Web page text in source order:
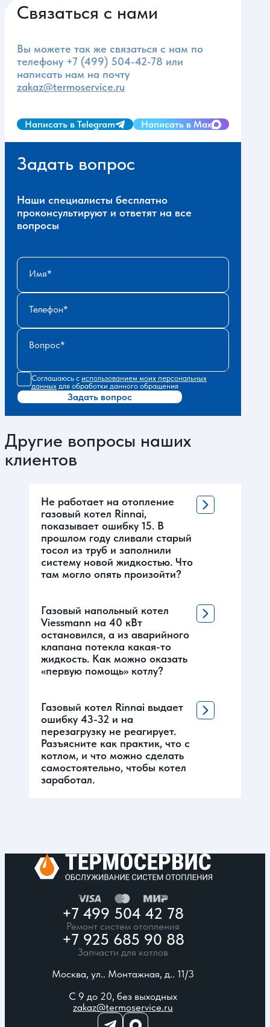
Связаться с нами
Вы можете так же связаться с нам по
телефону +7 (499) 504-42-78 или
написать нам на почту
zakaz@termoservice.ru
Написать в Telegram Написать в Max
Задать вопрос
Наши специалисты бесплатно
проконсультируют и ответят на все
вопросы
Имя
Телефон
Вопрос
Соглашаюсь с использованием моих персональных
данных для обработки данного обращения
Задать вопрос
Другие вопросы наших
клиентов
Не работает на отопление
газовый котел Rinnai,
показывает ошибку 15. В
прошлом году сливали старый
тосол из труб и заполнили
систему новой жидкостью. Что
там могло опять произойти?
Газовый напольный котел
Viessmann на 40 кВт
остановился, а из аварийного
клапана потекла какая-то
жидкость. Как можно оказать
«первую помощь» котлу?
Газовый котел Rinnai выдает
ошибку 43-32 и на
перезагрузку не реагирует.
Разъясните как практик, что с
котлом, и что можно сделать
самостоятельно, чтобы котел
заработал.
+7 499 504 42 78
Ремонт систем отопления
+7 925 685 90 88
Запчасти для котлов
Москва, ул.. Монтажная, д.. 11/3
С 9 до 20, без выходных
zakaz@termoservice.ru